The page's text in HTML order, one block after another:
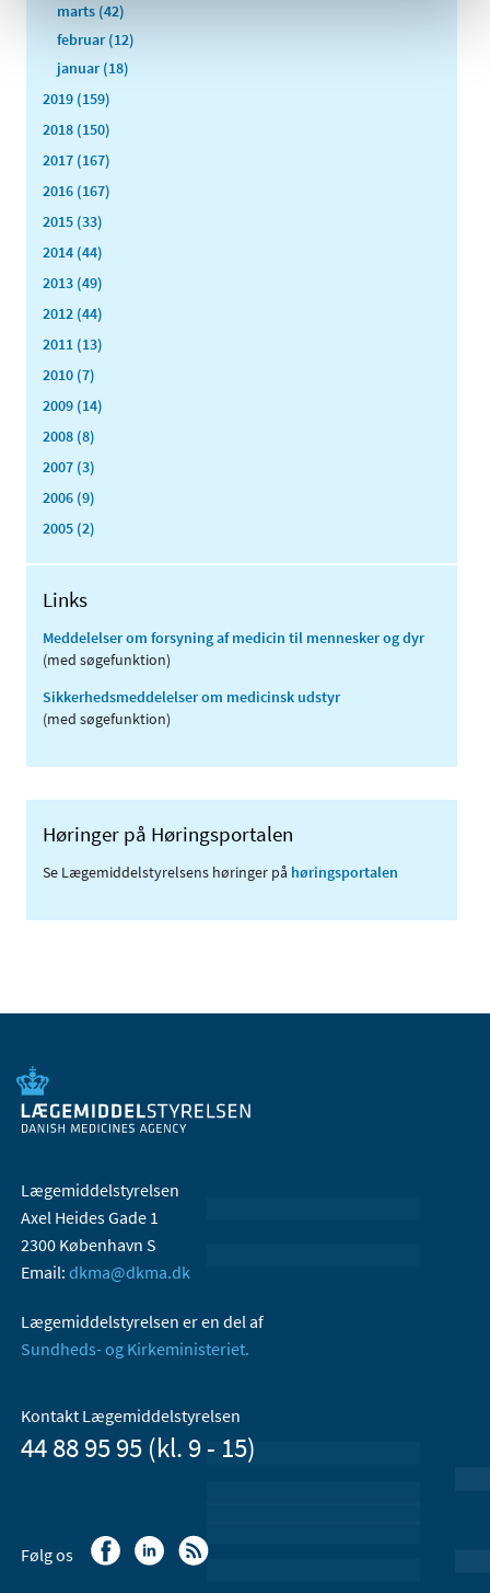
marts (42)
februar (12)
januar (18)
2019 (159)
2018 (150)
2017 (167)
2016 (167)
2015 (33)
2014 (44)
2013 (49)
2012 (44)
2011 (13)
2010 (7)
2009 (14)
2008 (8)
2007 (3)
2006 (9)
2005 (2)
Links
Meddelelser om forsyning af medicin til mennesker og dyr
(med søgefunktion)
Sikkerhedsmeddelelser om medicinsk udstyr
(med søgefunktion)
Høringer på Høringsportalen
Se Lægemiddelstyrelsens høringer på høringsportalen
Lægemiddelstyrelsen
Axel Heides Gade 1
2300 København S
Email: dkma@dkma.dk
Lægemiddelstyrelsen er en del af
Sundheds- og Kirkeministeriet.
Kontakt Lægemiddelstyrelsen
44 88 95 95 (kl. 9 - 15)
Følg os